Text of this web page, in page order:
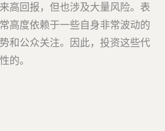
高回报，但也涉及大量风险。表
高度依赖于一些自身非常波动的
和公众关注。因此，投资这些代
的。